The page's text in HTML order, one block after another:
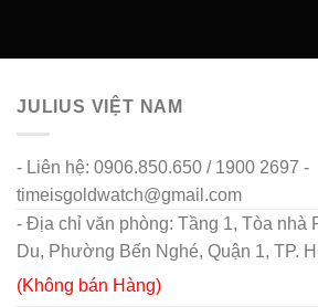
JULIUS VIỆT NAM
- Liên hệ: 0906.850.650 / 1900 2697 -
timeisgoldwatch@gmail.com
- Địa chỉ văn phòng: Tầng 1, Tòa nhà
Du, Phường Bến Nghé, Quận 1, TP.
(Không bán Hàng)